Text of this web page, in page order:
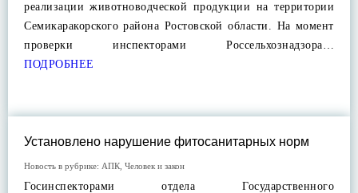
реализации животноводческой продукции на территории
Семикаракорского района Ростовской области. На момент
проверки инспекторами Россельхознадзора…
ПОДРОБНЕЕ
Установлено нарушение фитосанитарных норм
Новость в рубрике: АПК Человек и закон
Госинспекторами отдела Государственного